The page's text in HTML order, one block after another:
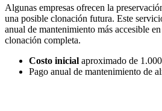
Algunas empresas ofrecen la
una posible clonación futura. Este
anual de mantenimiento más accesible
clonación completa.
Costo inicial aproximado de
Pago anual de mantenimiento de